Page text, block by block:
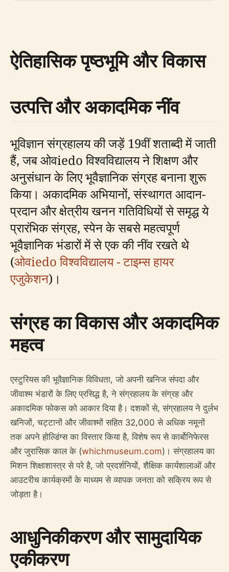
ऐतिहासिक पृष्ठभूमि और विकास
उत्पत्ति और अकादमिक नींव
भूविज्ञान संग्रहालय की जड़ें 19वीं शताब्दी में जाती
हैं, जब ओवiedo विश्वविद्यालय ने शिक्षण और
अनुसंधान के लिए भूवैज्ञानिक संग्रह बनाना शुरू
किया। अकादमिक अभियानों, संस्थागत आदान-
प्रदान और क्षेत्रीय खनन गतिविधियों से समृद्ध ये
प्रारंभिक संग्रह, स्पेन के सबसे महत्वपूर्ण
भूवैज्ञानिक भंडारों में से एक की नींव रखते थे
(ओवiedo विश्वविद्यालय - टाइम्स हायर
एजुकेशन)।
संग्रह का विकास और अकादमिक
महत्व
एस्टुरियस की भूवैज्ञानिक विविधता, जो अपनी खनिज संपदा और
जीवाश्म भंडारों के लिए प्रसिद्ध है, ने संग्रहालय के संग्रह और
अकादमिक फोकस को आकार दिया है। दशकों से, संग्रहालय ने दुर्लभ
खनिजों, चट्टानों और जीवाश्मों सहित 32,000 से अधिक नमूनों
तक अपने होल्डिंग्स का विस्तार किया है, विशेष रूप से कार्बोनिफेरस
और जुरासिक काल के (whichmuseum.com)। संग्रहालय का
मिशन शिक्षाशास्त्र से परे है, जो प्रदर्शनियों, शैक्षिक कार्यशालाओं और
आउटरीच कार्यक्रमों के माध्यम से व्यापक जनता को सक्रिय रूप से
जोड़ता है।
आधुनिकीकरण और सामुदायिक
एकीकरण